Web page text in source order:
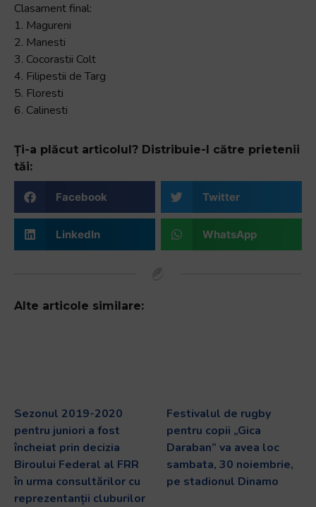
Clasament final:
1. Magureni
2. Manesti
3. Cocorastii Colt
4. Filipestii de Targ
5. Floresti
6. Calinesti
Ți-a plăcut articolul? Distribuie-l către prietenii
tăi:
Facebook Twitter
LinkedIn WhatsApp
Alte articole similare:
Sezonul 2019-2020
pentru juniori a fost
încheiat prin decizia
Biroului Federal al FRR
în urma consultărilor cu
reprezentanții cluburilor
Festivalul de rugby
pentru copii „Gica
Daraban” va avea loc
sambata, 30 noiembrie,
pe stadionul Dinamo